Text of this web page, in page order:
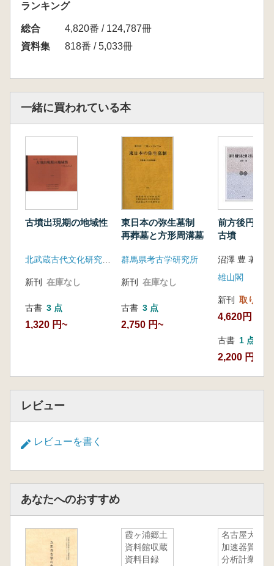
ランキング
総合
4,820番 / 124,787冊
資料集
818番 / 5,033冊
一緒に買われている本
古墳出現期の地域性
北武蔵古代文化研究会 群馬県考古学談話会 千曲川水系古代文化研究所
新刊 在庫なし
古書 3 点
1,320 円~
東日本の弥生墓制
再葬墓と方形周溝墓
群馬県考古学研究所
新刊 在庫なし
古書 3 点
2,750 円~
前方後円墳
古墳
沼澤 豊 著
雄山閣
新刊 取り寄せ
4,620円
古書 1 点
2,200 円
レビュー
レビューを書く
あなたへのおすすめ
霞ヶ浦郷土
資料館収蔵
資料目録
名古屋大学
加速器質量
分析計業績